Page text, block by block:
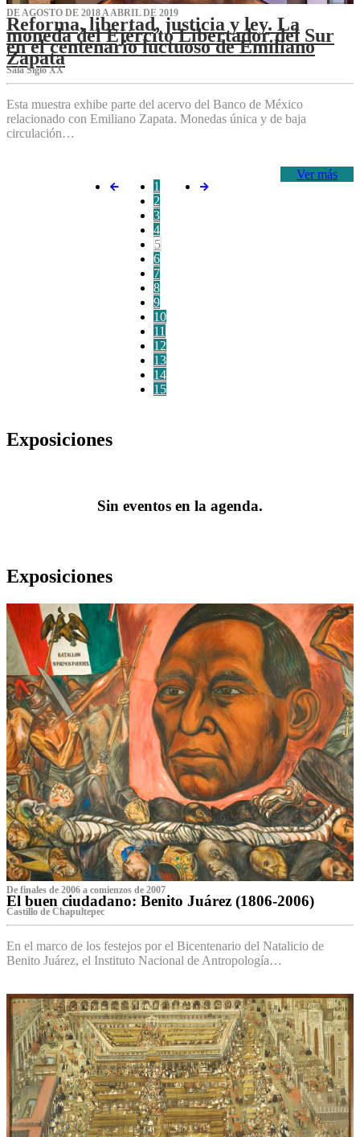
DE AGOSTO DE 2018 A ABRIL DE 2019
Reforma, libertad, justicia y ley. La
moneda del Ejército Libertador del Sur
en el centenario luctuoso de Emiliano
Zapata
Sala Siglo XX
Esta muestra exhibe parte del acervo del Banco de México
relacionado con Emiliano Zapata. Monedas única y de baja
circulación…
Ver más
1
2
3
4
5
6
7
8
9
10
11
12
13
14
15
Exposiciones
Sin eventos en la agenda.
Exposiciones
De finales de 2006 a comienzos de 2007
El buen ciudadano: Benito Juárez (1806-2006)
Castillo de Chapultepec
En el marco de los festejos por el Bicentenario del Natalicio de
Benito Juárez, el Instituto Nacional de Antropología…